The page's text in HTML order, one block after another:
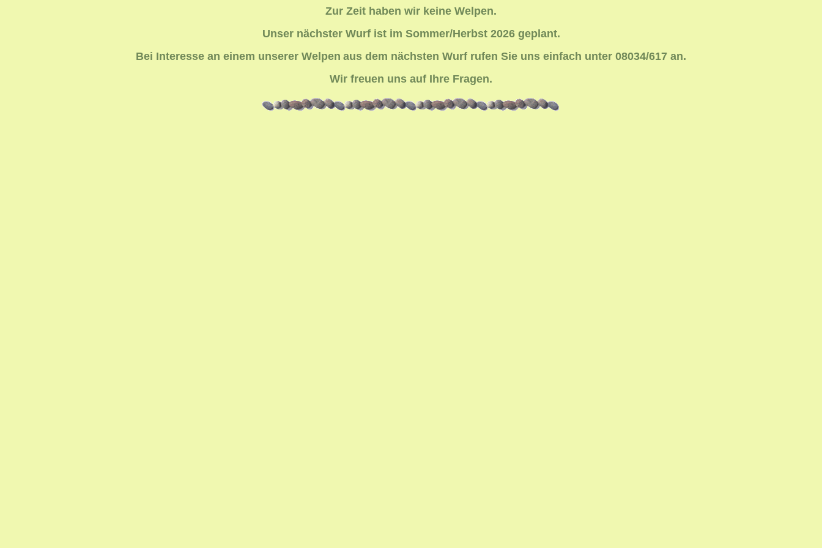
Zur Zeit haben wir keine Welpen.
Unser nächster Wurf ist im Sommer/Herbst 2026 geplant.
Bei Interesse an einem unserer Welpen aus dem nächsten Wurf rufen Sie uns einfach unter 08034/617 an.
Wir freuen uns auf Ihre Fragen.